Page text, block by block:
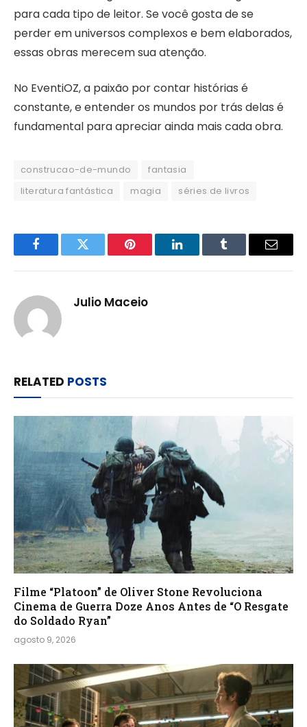
para cada tipo de leitor. Se você gosta de se
perder em universos complexos e bem elaborados,
essas obras merecem sua atenção.
No EventiOZ, a paixão por contar histórias é
constante, e entender os mundos por trás delas é
fundamental para apreciar ainda mais cada obra.
construcao-de-mundo
fantasia
literatura fantástica
magia séries de livros
FacebookTwitter Pinterest LinkedInTumblr Email
Julio Maceio
RELATED POSTS
Filme “Platoon” de Oliver Stone Revoluciona
Cinema de Guerra Doze Anos Antes de “O Resgate
do Soldado Ryan”
agosto 9, 2026